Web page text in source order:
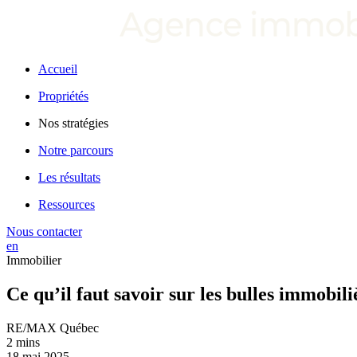
Accueil
Propriétés
Nos stratégies
Notre parcours
Les résultats
Ressources
Nous contacter
en
Immobilier
Ce qu’il faut savoir sur les bulles
RE/MAX Québec
2 mins